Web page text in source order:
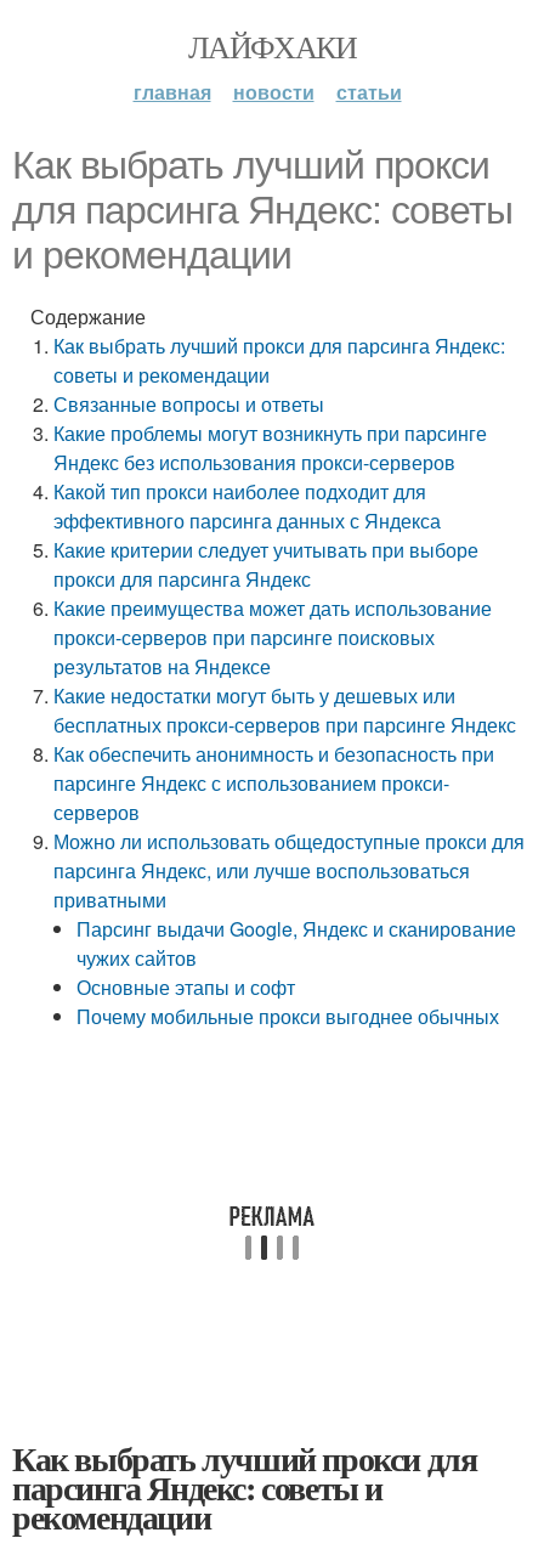
ЛАЙФХАКИ
главная новости статьи
Как выбрать лучший прокси
для парсинга Яндекс: советы
и рекомендации
Содержание
Как выбрать лучший прокси для парсинга Яндекс:
советы и рекомендации
Связанные вопросы и ответы
Какие проблемы могут возникнуть при парсинге
Яндекс без использования прокси-серверов
Какой тип прокси наиболее подходит для
эффективного парсинга данных с Яндекса
Какие критерии следует учитывать при выборе
прокси для парсинга Яндекс
Какие преимущества может дать использование
прокси-серверов при парсинге поисковых
результатов на Яндексе
Какие недостатки могут быть у дешевых или
бесплатных прокси-серверов при парсинге Яндекс
Как обеспечить анонимность и безопасность при
парсинге Яндекс с использованием прокси-
серверов
Можно ли использовать общедоступные прокси для
парсинга Яндекс, или лучше воспользоваться
приватными
Парсинг выдачи Google, Яндекс и сканирование
чужих сайтов
Основные этапы и софт
Почему мобильные прокси выгоднее обычных
Как выбрать лучший прокси для
парсинга Яндекс: советы и
рекомендации